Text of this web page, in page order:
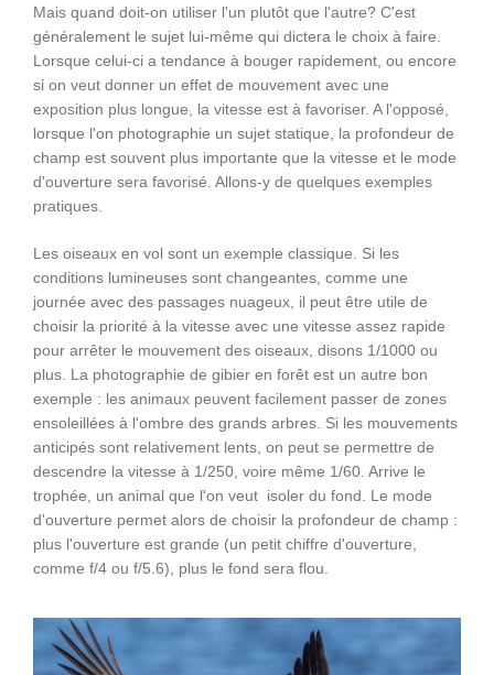
Mais quand doit-on utiliser l'un plutôt que l'autre? C'est
généralement le sujet lui-même qui dictera le choix à faire.
Lorsque celui-ci a tendance à bouger rapidement, ou encore
si on veut donner un effet de mouvement avec une
exposition plus longue, la vitesse est à favoriser. A l'opposé,
lorsque l'on photographie un sujet statique, la profondeur de
champ est souvent plus importante que la vitesse et le mode
d'ouverture sera favorisé. Allons-y de quelques exemples
pratiques.
Les oiseaux en vol sont un exemple classique. Si les
conditions lumineuses sont changeantes, comme une
journée avec des passages nuageux, il peut être utile de
choisir la priorité à la vitesse avec une vitesse assez rapide
pour arrêter le mouvement des oiseaux, disons 1/1000 ou
plus. La photographie de gibier en forêt est un autre bon
exemple : les animaux peuvent facilement passer de zones
ensoleillées à l'ombre des grands arbres. Si les mouvements
anticipés sont relativement lents, on peut se permettre de
descendre la vitesse à 1/250, voire même 1/60. Arrive le
trophée, un animal que l'on veut isoler du fond. Le mode
d'ouverture permet alors de choisir la profondeur de champ :
plus l'ouverture est grande (un petit chiffre d'ouverture,
comme f/4 ou f/5.6), plus le fond sera flou.